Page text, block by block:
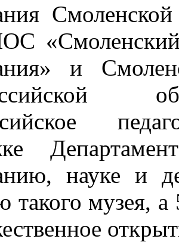
«Смоленский
и
науке и
такого музея, а